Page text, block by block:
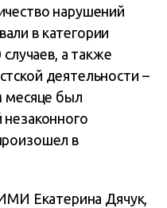
нарушений
в категории
случаев, а также
деятельности –
месяце был
незаконного
в
ИМИ Екатерина Дячук,